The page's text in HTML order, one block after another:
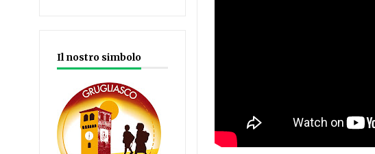
Il nostro simbolo